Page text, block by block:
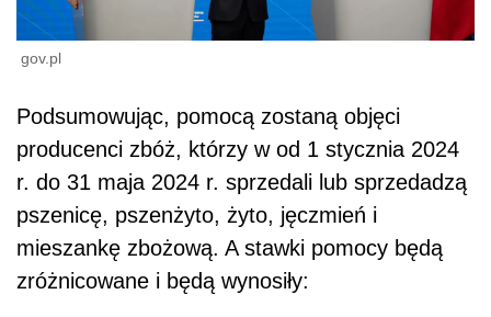
gov.pl
Podsumowując, pomocą zostaną objęci
producenci zbóż, którzy w od 1 stycznia 2024
r. do 31 maja 2024 r. sprzedali lub sprzedadzą
pszenicę, pszenżyto, żyto, jęczmień i
mieszankę zbożową. A stawki pomocy będą
zróżnicowane i będą wynosiły: